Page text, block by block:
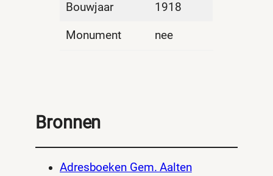
Bouwjaar 1918
Monument nee
Bronnen
Adresboeken Gem. Aalten